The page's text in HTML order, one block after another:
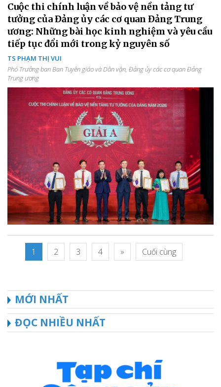
Cuộc thi chính luận về bảo vệ nền tảng tư
tưởng của Đảng ủy các cơ quan Đảng Trung
ương: Những bài học kinh nghiệm và yêu cầu
tiếp tục đổi mới trong kỷ nguyên số
TS PHẠM THỊ VUI
Phó Trưởng ban Ban Tuyên giáo và Dân vận, Đảng ủy các cơ quan Đảng
Trung ương
1 2 3 4 » Cuối cùng
MỚI NHẤT
ĐỌC NHIỀU NHẤT